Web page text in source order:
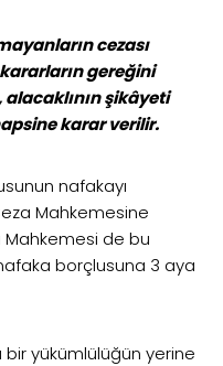
cezası
gereğini
şikâyeti
karar verilir.
nafakayı
Mahkemesine
de bu
borçlusuna 3 aya
bir yükümlülüğün yerine